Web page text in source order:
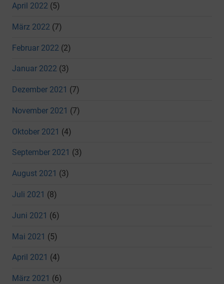
April 2022 (5)
März 2022 (7)
Februar 2022 (2)
Januar 2022 (3)
Dezember 2021 (7)
November 2021 (7)
Oktober 2021 (4)
September 2021 (3)
August 2021 (3)
Juli 2021 (8)
Juni 2021 (6)
Mai 2021 (5)
April 2021 (4)
März 2021 (6)